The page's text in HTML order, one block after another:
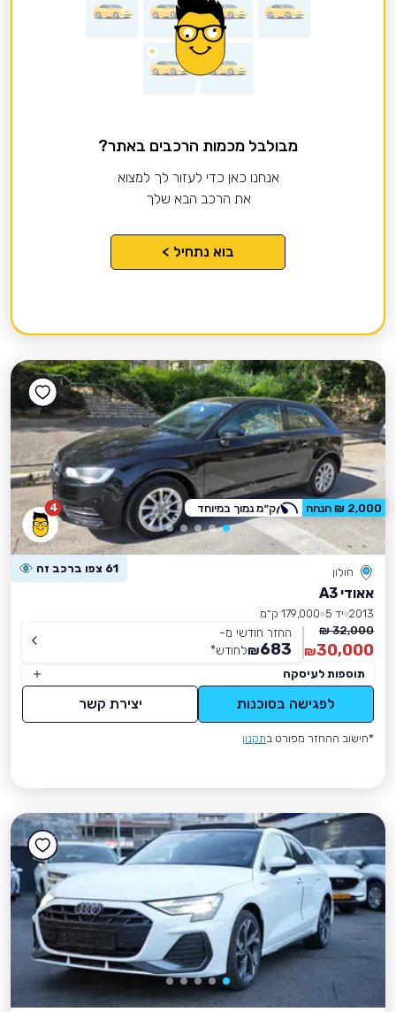
מבולבל מכמות הרכבים באתר?
אנחנו כאן כדי לעזור לך למצוא
את הרכב הבא שלך
בוא נתחיל >
4
חולון 61 צפו ברכב זה
אאודי A3
2013 יד 5
179,000 ק״מ
32,000 ₪
30,000
₪
החזר חודשי מ-
683
₪לחודש*
תוספות לעיסקה
לפגישה בסוכנות יצירת קשר
*חישוב ההחזר מפורט בתקנון
2,000 ₪ הנחה ק״מ נמוך במיוחד